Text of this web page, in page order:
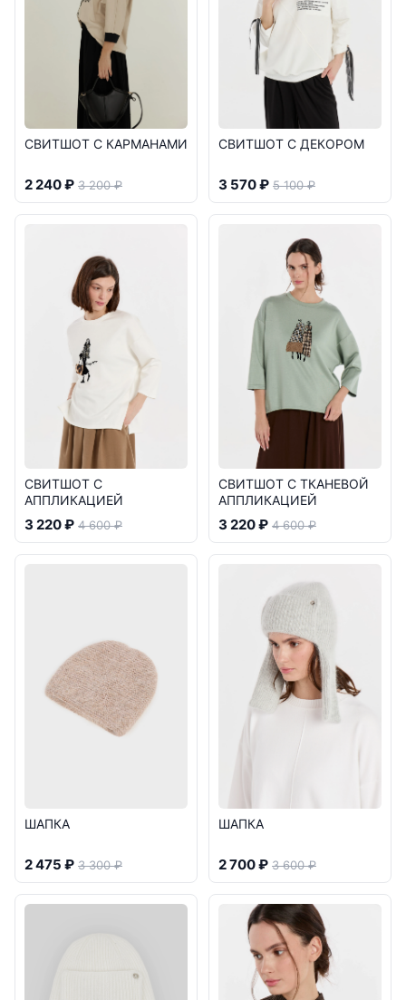
СВИТШОТ С КАРМАНАМИ
2 240 ₽ 3 200 ₽
СВИТШОТ С ДЕКОРОМ
3 570 ₽ 5 100 ₽
СВИТШОТ С
АППЛИКАЦИЕЙ
3 220 ₽ 4 600 ₽
СВИТШОТ С ТКАНЕВОЙ
АППЛИКАЦИЕЙ
3 220 ₽ 4 600 ₽
ШАПКА
2 475 ₽ 3 300 ₽
ШАПКА
2 700 ₽ 3 600 ₽